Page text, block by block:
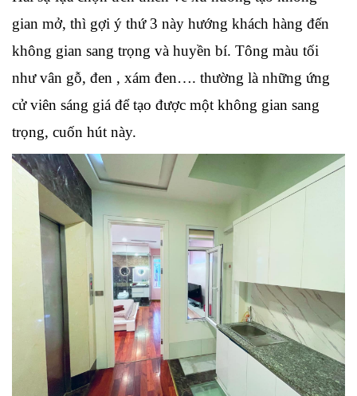
gian mở, thì gợi ý thứ 3 này hướng khách hàng đến
không gian sang trọng và huyền bí. Tông màu tối
như vân gỗ, đen , xám đen…. thường là những ứng
cử viên sáng giá để tạo được một không gian sang
trọng, cuốn hút này.